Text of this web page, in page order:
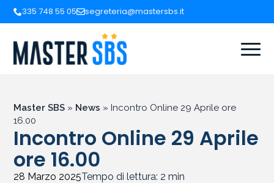
335 748 55 05 segreteria@mastersbs.it
Master SBS » News » Incontro Online 29 Aprile ore
16.00
Incontro Online 29 Aprile
ore 16.00
28 Marzo 2025Tempo di lettura: 2 min